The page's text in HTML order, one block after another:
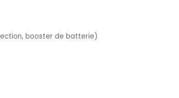
booster de batterie)